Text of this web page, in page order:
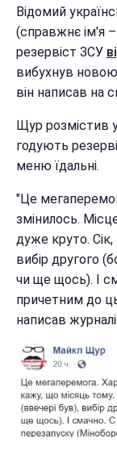
Відомий
(справжнє ім'я
резервіст ЗСУ
вибухнув
він написав на
Щур розмістив
годують
меню їдальні.
"Це
змінилось.
дуже круто.
вибір другого
чи ще щось). І
причетним до
написав